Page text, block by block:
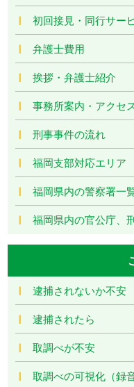
初回接見・同行サー
弁護士費用
挨拶・弁護士紹介
事務所案内・アクセ
刑事事件の流れ
福岡支部対応エリア
福岡県内の警察署一
福岡県内の官公庁、
逮捕されないか不安
逮捕されたら
取調べが不安
取調べの可視化（録